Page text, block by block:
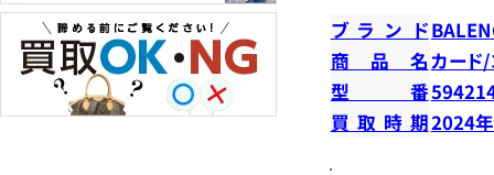
ブランド
商品名 カード
型番
買取時期2024